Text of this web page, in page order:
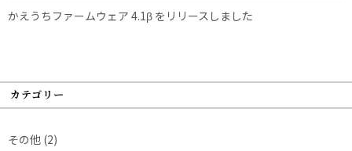
かえうちファームウェア 4.1β をリリースしました
カテゴリー
その他 (2)